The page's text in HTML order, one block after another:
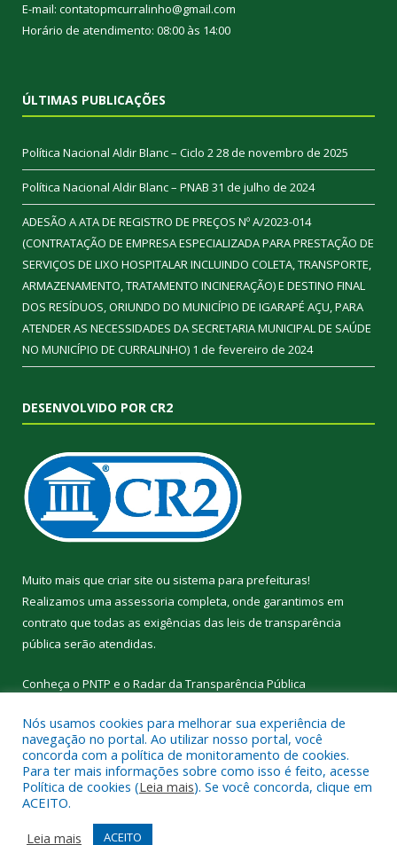
E-mail: contatopmcurralinho@gmail.com
Horário de atendimento: 08:00 às 14:00
ÚLTIMAS PUBLICAÇÕES
Política Nacional Aldir Blanc – Ciclo 228 de novembro de 2025
Política Nacional Aldir Blanc – PNAB 31 de julho de 2024
ADESÃO A ATA DE REGISTRO DE PREÇOS Nº A/2023-014
(CONTRATAÇÃO DE EMPRESA ESPECIALIZADA PARA PRESTAÇÃO DE
SERVIÇOS DE LIXO HOSPITALAR INCLUINDO COLETA, TRANSPORTE,
ARMAZENAMENTO, TRATAMENTO INCINERAÇÃO) E DESTINO FINAL
DOS RESÍDUOS, ORIUNDO DO MUNICÍPIO DE IGARAPÉ AÇU, PARA
ATENDER AS NECESSIDADES DA SECRETARIA MUNICIPAL DE SAÚDE
NO MUNICÍPIO DE CURRALINHO) 1 de fevereiro de 2024
DESENVOLVIDO POR CR2
Muito mais que criar site ou sistema para prefeituras!
Realizamos uma assessoria completa, onde garantimos em
contrato que todas as exigências das leis de transparência
pública serão atendidas.
Conheça o PNTP e o Radar da Transparência Pública
Todos os direitos reservados a Prefeitura Municipal de
Curralinho.
Mapa do Site
Acessar Área Administrativa
Nós usamos cookies para melhorar sua experiência de
navegação no portal. Ao utilizar nosso portal, você
concorda com a política de monitoramento de cookies.
Para ter mais informações sobre como isso é feito, acesse
Política de cookies (Leia mais). Se você concorda, clique em
ACEITO.
Leia mais
ACEITO